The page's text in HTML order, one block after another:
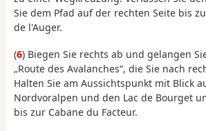
Sie dem Pfad auf der rechten Seite bis
de l'Auger.
(6) Biegen Sie rechts ab und gelangen
„Route des Avalanches“, die Sie nach
Halten Sie am Aussichtspunkt mit Blick
Nordvoralpen und den Lac de Bourget
bis zur Cabane du Facteur.